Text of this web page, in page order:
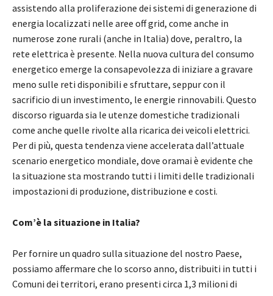
assistendo alla proliferazione dei sistemi di generazione di
energia localizzati nelle aree off grid, come anche in
numerose zone rurali (anche in Italia) dove, peraltro, la
rete elettrica è presente. Nella nuova cultura del consumo
energetico emerge la consapevolezza di iniziare a gravare
meno sulle reti disponibili e sfruttare, seppur con il
sacrificio di un investimento, le energie rinnovabili. Questo
discorso riguarda sia le utenze domestiche tradizionali
come anche quelle rivolte alla ricarica dei veicoli elettrici.
Per di più, questa tendenza viene accelerata dall’attuale
scenario energetico mondiale, dove oramai è evidente che
la situazione sta mostrando tutti i limiti delle tradizionali
impostazioni di produzione, distribuzione e costi.
Com’è la situazione in Italia?
Per fornire un quadro sulla situazione del nostro Paese,
possiamo affermare che lo scorso anno, distribuiti in tutti i
Comuni dei territori, erano presenti circa 1,3 milioni di